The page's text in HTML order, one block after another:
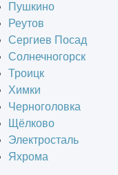
Пушкино
Реутов
Сергиев Посад
Солнечногорск
Троицк
Химки
Черноголовка
Щёлково
Электросталь
Яхрома